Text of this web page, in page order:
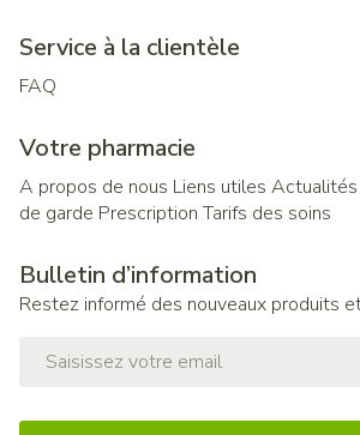
Service à la clientèle
FAQ
Votre pharmacie
A propos de nous Liens utiles
de garde Prescription Tarifs des soins
Bulletin d’information
Restez informé des nouveaux produits